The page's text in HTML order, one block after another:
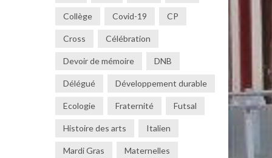
Collège Covid-19 CP
Cross Célébration
Devoir de mémoire DNB
Délégué Développement durable
Ecologie Fraternité Futsal
Histoire des arts Italien
Mardi Gras Maternelles